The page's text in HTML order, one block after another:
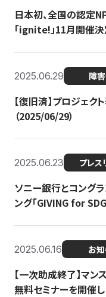
日本初、全国の認定
「ignite!」11月開催
2025.06.29 障
【復旧済】プロジェ
（2025/06/29）
2025.06.23 プレス
ソニー銀行とコング
ング「GIVING for
2025.06.16 お
【一次助成終了】マ
無料セミナーを開催